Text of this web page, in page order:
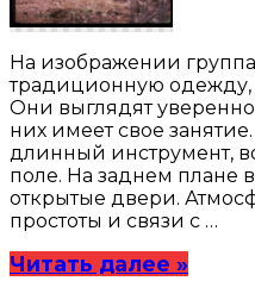
На изображении
традиционную одежду,
Они выглядят
них имеет свое
длинный инструмент,
поле. На заднем плане
открытые двери.
простоты и связи с …
Читать далее »